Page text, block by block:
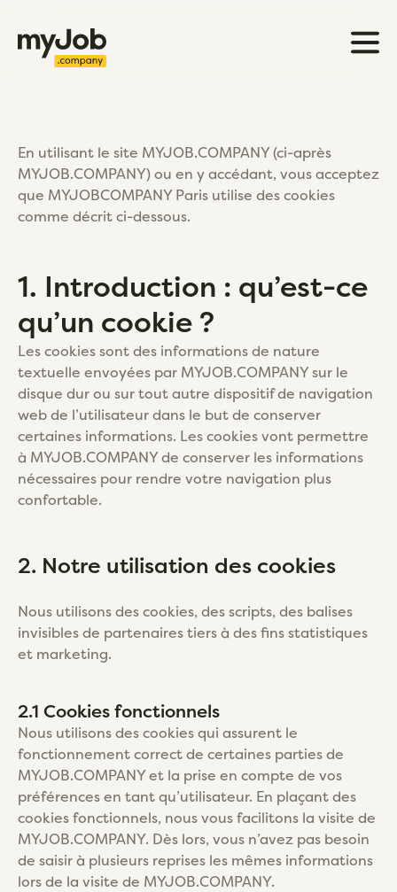
En utilisant le site MYJOB.COMPANY (ci-après
MYJOB.COMPANY) ou en y accédant, vous acceptez
que MYJOBCOMPANY Paris utilise des cookies
comme décrit ci-dessous.
1. Introduction : qu’est-ce
qu’un cookie ?
Les cookies sont des informations de nature
textuelle envoyées par MYJOB.COMPANY sur le
disque dur ou sur tout autre dispositif de navigation
web de l’utilisateur dans le but de conserver
certaines informations. Les cookies vont permettre
à MYJOB.COMPANY de conserver les informations
nécessaires pour rendre votre navigation plus
confortable.
2. Notre utilisation des cookies
Nous utilisons des cookies, des scripts, des balises
invisibles de partenaires tiers à des fins statistiques
et marketing.
2.1 Cookies fonctionnels
Nous utilisons des cookies qui assurent le
fonctionnement correct de certaines parties de
MYJOB.COMPANY et la prise en compte de vos
préférences en tant qu’utilisateur. En plaçant des
cookies fonctionnels, nous vous facilitons la visite de
MYJOB.COMPANY. Dès lors, vous n’avez pas besoin
de saisir à plusieurs reprises les mêmes informations
lors de la visite de MYJOB.COMPANY.